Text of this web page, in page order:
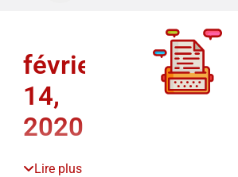
février
14,
2020
Lire plus